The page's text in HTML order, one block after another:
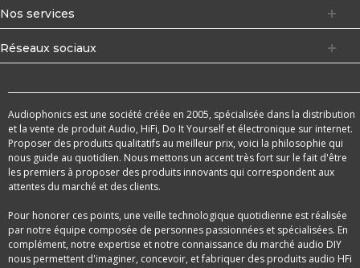
Nos services
Réseaux sociaux
Audiophonics est une société créée en 2005, spécialisée dans la distribution
et la vente de produit Audio, HiFi, Do It Yourself et électronique sur internet.
Proposer des produits qualitatifs au meilleur prix, voici la philosophie qui
nous guide au quotidien. Nous mettons un accent très fort sur le fait d'être
les premiers à proposer des produits innovants qui correspondent aux
attentes du marché et des clients.
Pour honorer ces points, une veille technologique quotidienne est réalisée
par notre équipe composée de personnes passionnées et spécialisées. En
complément, notre expertise et notre connaissance du marché audio DIY
nous permettent d'imaginer, concevoir, et fabriquer des produits audio HFi